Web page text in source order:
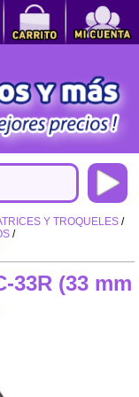
Y TROQUELES /
/
33R (33 mm